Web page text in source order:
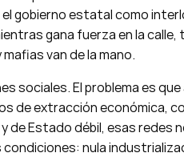
gobierno estatal como
gana fuerza en la calle,
van de la mano.
sociales. El problema es
de extracción económica,
Estado débil, esas redes
nula